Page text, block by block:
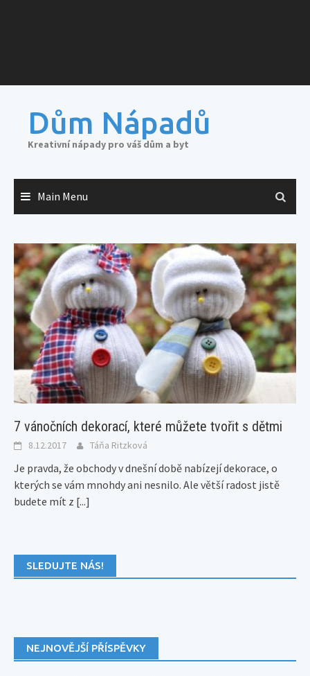
Dům Nápadů
Kreativní nápady pro váš dům a byt
Main Menu
7 vánočních dekorací, které můžete tvořit s dětmi
8.12.2017 Táňa Ritzková
Je pravda, že obchody v dnešní době nabízejí dekorace, o
kterých se vám mnohdy ani nesnilo. Ale větší radost jistě
budete mít z [...]
SLEDUJTE NÁS!
NEJNOVĚJŠÍ PŘÍSPĚVKY